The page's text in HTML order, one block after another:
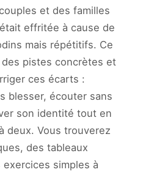
et des familles
effritée à cause de
mais répétitifs. Ce
pistes concrètes et
ces écarts :
blesser, écouter sans
son identité tout en
deux. Vous trouverez
des tableaux
simples à